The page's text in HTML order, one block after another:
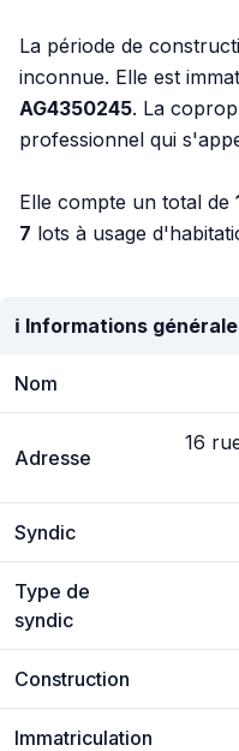
La période de
inconnue. Elle est
AG4350245. La
professionnel qui
Elle compte un total de
7 lots à usage
ℹ️ Informations
Nom
Adresse
16
Syndic
Type de
syndic
Construction
Immatriculation